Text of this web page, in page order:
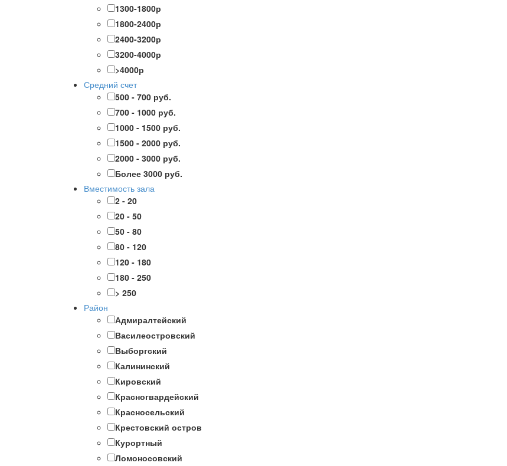
1300-1800р
1800-2400р
2400-3200р
3200-4000р
>4000р
Средний счет
500 - 700 руб.
700 - 1000 руб.
1000 - 1500 руб.
1500 - 2000 руб.
2000 - 3000 руб.
Более 3000 руб.
Вместимость зала
2 - 20
20 - 50
50 - 80
80 - 120
120 - 180
180 - 250
> 250
Район
Адмиралтейский
Василеостровский
Выборгский
Калининский
Кировский
Красногвардейский
Красносельский
Крестовский остров
Курортный
Ломоносовский